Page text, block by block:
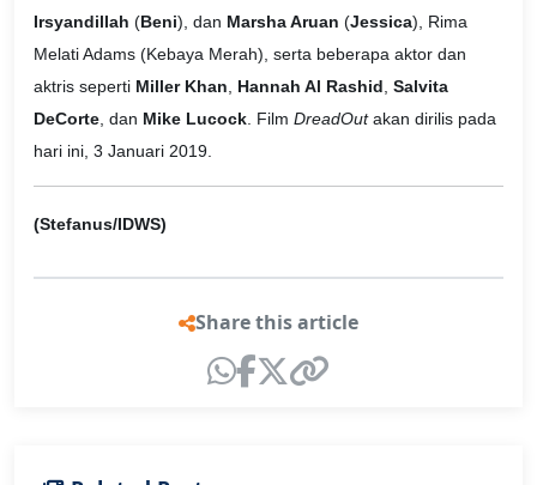
Irsyandillah (Beni), dan Marsha Aruan (Jessica), Rima
Melati Adams (Kebaya Merah), serta beberapa aktor dan
aktris seperti Miller Khan Hannah Al Rashid Salvita
DeCorte , dan Mike Lucock . Film DreadOutakan dirilis pada
hari ini, 3 Januari 2019.
(Stefanus/IDWS)
Share this article